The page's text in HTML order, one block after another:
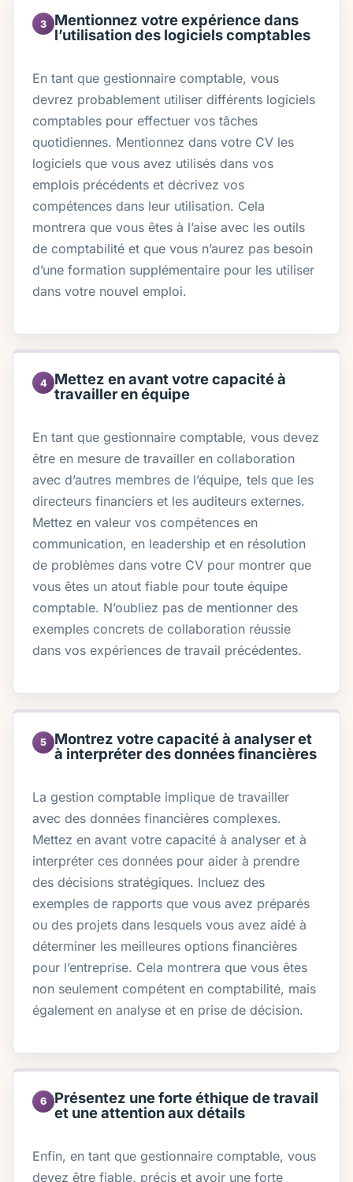
3
Mentionnez votre expérience dans
l’utilisation des logiciels comptables
En tant que gestionnaire comptable, vous
devrez probablement utiliser différents logiciels
comptables pour effectuer vos tâches
quotidiennes. Mentionnez dans votre CV les
logiciels que vous avez utilisés dans vos
emplois précédents et décrivez vos
compétences dans leur utilisation. Cela
montrera que vous êtes à l’aise avec les outils
de comptabilité et que vous n’aurez pas besoin
d’une formation supplémentaire pour les utiliser
dans votre nouvel emploi.
4
Mettez en avant votre capacité à
travailler en équipe
En tant que gestionnaire comptable, vous devez
être en mesure de travailler en collaboration
avec d’autres membres de l’équipe, tels que les
directeurs financiers et les auditeurs externes.
Mettez en valeur vos compétences en
communication, en leadership et en résolution
de problèmes dans votre CV pour montrer que
vous êtes un atout fiable pour toute équipe
comptable. N’oubliez pas de mentionner des
exemples concrets de collaboration réussie
dans vos expériences de travail précédentes.
5
Montrez votre capacité à analyser et
à interpréter des données financières
La gestion comptable implique de travailler
avec des données financières complexes.
Mettez en avant votre capacité à analyser et à
interpréter ces données pour aider à prendre
des décisions stratégiques. Incluez des
exemples de rapports que vous avez préparés
ou des projets dans lesquels vous avez aidé à
déterminer les meilleures options financières
pour l’entreprise. Cela montrera que vous êtes
non seulement compétent en comptabilité, mais
également en analyse et en prise de décision.
6
Présentez une forte éthique de travail
et une attention aux détails
Enfin, en tant que gestionnaire comptable, vous
devez être fiable, précis et avoir une forte